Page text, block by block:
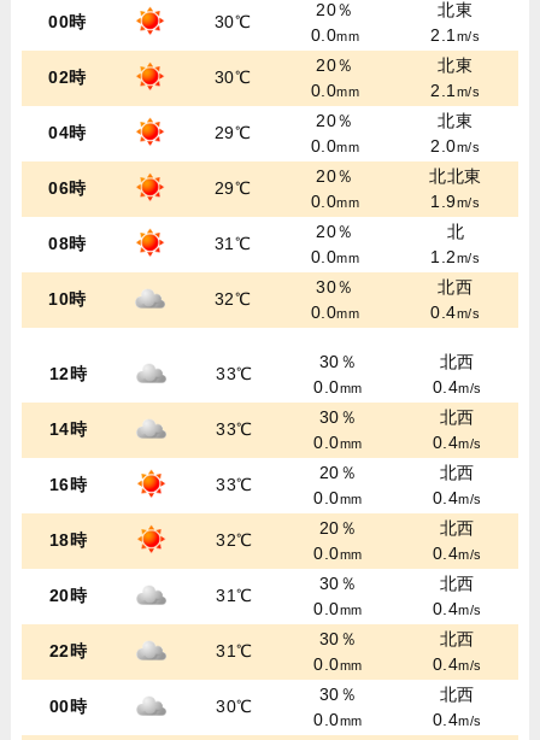
00時 30℃
20％
0.0mm
北東
2.1m/s
02時 30℃
20％
0.0mm
北東
2.1m/s
04時 29℃
20％
0.0mm
北東
2.0m/s
06時 29℃
20％
0.0mm
北北東
1.9m/s
08時 31℃
20％
0.0mm
北
1.2m/s
10時 32℃
30％
0.0mm
北西
0.4m/s
12時 33℃
30％
0.0mm
北西
0.4m/s
14時 33℃
30％
0.0mm
北西
0.4m/s
16時 33℃
20％
0.0mm
北西
0.4m/s
18時 32℃
20％
0.0mm
北西
0.4m/s
20時 31℃
30％
0.0mm
北西
0.4m/s
22時 31℃
30％
0.0mm
北西
0.4m/s
00時 30℃
30％
0.0mm
北西
0.4m/s